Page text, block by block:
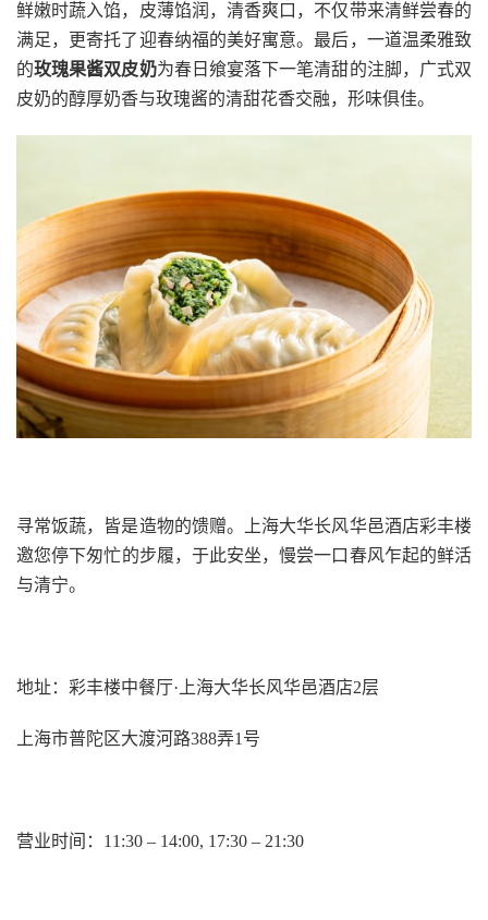
鲜嫩时蔬入馅，皮薄馅润，清香爽口，不仅带来清鲜尝春的
满足，更寄托了迎春纳福的美好寓意。最后，一道温柔雅致
的玫瑰果酱双皮奶为春日 飨宴落下一笔清甜的注脚，广式双
皮奶的醇厚奶香与玫瑰酱的清甜花香交融，形味俱佳。
寻常饭蔬，皆是造物的馈赠。上海大华长风华邑酒店彩丰楼
邀您停下匆忙的步履，于此安坐，慢尝一口春风乍起的鲜活
与清宁。
地址： 彩丰楼中餐厅·上海大华长风华邑酒店2层
上海市普陀区大渡河路388弄1号
营业时间：11:30 – 14:00, 17:30 – 21:30